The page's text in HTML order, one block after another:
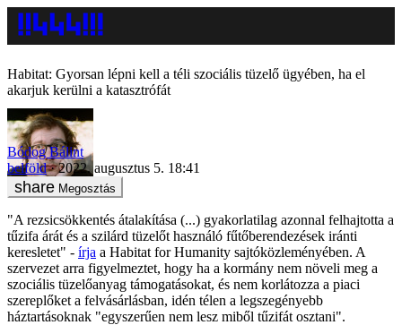
Habitat: Gyorsan lépni kell a téli szociális tüzelő ügyében, ha el
akarjuk kerülni a katasztrófát
Bódog Bálint
belföld
2022. augusztus 5. 18:41
Megosztás
"A rezsicsökkentés átalakítása (...) gyakorlatilag azonnal felhajtotta a
tűzifa árát és a szilárd tüzelőt használó fűtőberendezések iránti
keresletet" - írja a Habitat for Humanity sajtóközleményében. A
szervezet arra figyelmeztet, hogy ha a kormány nem növeli meg a
szociális tüzelőanyag támogatásokat, és nem korlátozza a piaci
szereplőket a felvásárlásban, idén télen a legszegényebb
háztartásoknak "egyszerűen nem lesz miből tűzifát osztani".